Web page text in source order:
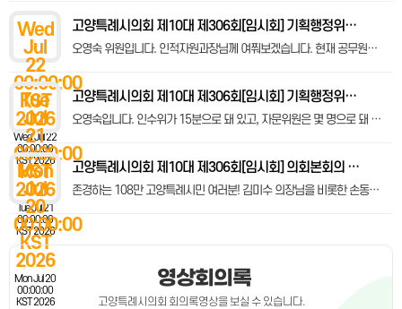
Wed
Jul
22
00:00:00
KST
2026
Wed Jul 22
00:00:00
KST 2026
고양특례시의회 제10대 제306회[임시회] 기획행정위원회 제2차 회의록 [1]업무보고의 건(계속) ·자치행정국, 덕양구청(자치행정과, 시민봉사과, 동행정복지센터), 일산동구청(자치행정과, 시민봉사과, 동행정복지센터), 일산서구청(자치행정과, 시민봉사과, 동행정복지센터), 고양연구원, 고양시자원봉사센터 소관
오영숙 위원입니다. 인적자원과장님께 여쭤보겠습니다. 현재 공무원들의 인원이 본청, 구청, 동 이렇게 나누어서 배분되어 있잖아요. 그게 본청은 몇 명 이게 정확하게 되어 있는데 현재는 어떻습니까?
Tue
Jul
21
00:00:00
KST
2026
Tue Jul 21
00:00:00
KST 2026
고양특례시의회 제10대 제306회[임시회] 기획행정위원회 제1차 회의록 [1]고양시 시민고충처리위원회 위원 위촉 동의안(시장 제출) [2]민선9기 고양시장직 인수위원회 지원 예비비 지출 보고의 건(시장 제출) [3]민선9기 고양특례시장 취임식 추진 등 예비비 지출 보고의 건(시장 제출) [4]고양시 지역건설노동자 우선고용 및 체불임금 없는 관급공사 운영을 위한 조례 일부개정조례안(시장 제출) [5]업무보고의 건 ·소통협치담당관, 감사관, 언론홍보담당관, 기획조정실, 고양도시관리공사(경영기획실, 경영지원처) 소관
오영숙입니다. 인수위가 15분으로 돼 있고, 자문위원은 몇 명으로 돼 있나요?
Mon
Jul
20
00:00:00
KST
2026
Mon Jul 20
00:00:00
KST 2026
고양특례시의회 제10대 제306회[임시회] 의회본회의 제1차 회의록 [1]제306회 고양시의회(임시회) 회기결정의 건(의장 제의) [2]시정업무보고의 건 ㅇ5분 자유발언(손동숙·원종범·최성원·이해림·장예선·신인선·문재호·고덕희·오영숙·전희정·김수진·최은주·김학영 의원) ㅇ휴회결의: 2026. 7. 21.~7. 23.(3일간)
존경하는 108만 고양특례시민 여러분! 김미수 의장님을 비롯한 손동숙 부의장님 그리고 선배 동료의원 여러분! 민경선 시장님과 공직자 여러분! 주교동·성사동·식사동을 지역구로 둔 국민의힘 오영숙 의원입니다. !#A00017898##(영상자료를 보며)#! 저는 신청사는 단순한 건물 건립이 아니라고 생각합니다. 고양시의 미래 행정을 구축하고 108만 고양특례시에 걸맞은 도시 경쟁력을 갖추기 위한 핵심 공공투자라고 생각합니다. 이는 행정 기능을 확충하기 위해서 원도심 활성화와 지역 간 균형발전의 실질적인 거점이 되는 문제입니다. 고양시는 원도심과 신도심이 공존하는 도시입니다. 성장의 기회와 공공투자의 효과가 고양시 전역에 고르게 퍼질 때 비로소 시민 모두가 체감하는 진정한 발전이 가능하다고 생각합니다. 그런 의미에서 신청사는 원도심에 새로운 활력을 불어넣고, 고양시 전체의 균형 있는 성장을 이룰 수 있는 중요한 기반시설입니다. 특히 주교동과 성사동을 비롯한 원도심 주민들에게 신청사는 지역의 미래와 직결된 현안입니다. 현재 원당 지역은 오랜 시간 시청을 중심으로 행정·상업 기능이 형성되어 있습니다. 시청을 방문하는 시민과 공무원, 각종 행정 수요를 기반으로 하는 지역 상권이 유지되어 왔으며, 이는 원당 지역경제의 중요한 축이 되어 왔습니다. 신청사 문제는 단순히 청사가 어디에 있느냐가 중요한 것이 아니고 원당 상권과 지역경제의 미래가 걸린 문제이기도 합니다. 신청사는 행정 효율성 측면에서 분명히 필요하다고 모두 다 알고 있습니다. 현재 고양시는 청사 공간 부족으로 인해 일부 부서가 외부 건물을 임차하여 분산 운영되고 있습니다. 이로 인해서 시민들은 행정서비스 이용에 불편을 겪고 있으며, 시 역시 지속적으로 임차 비용을 부담하고 있습니다. 또한 주차 공간 부족으로 인해서 오랫 동안 민원이 끊이지 않았고 시청 방문차량은 주변 주거지역까지 침범하고 있는 그런 상황입니다. 신청사는 이러한 문제를 해결하고 효율적인 행정서비스를 제공하기 위해서 필요한 필수 기반시설이라고 생각합니다. 그동안 신청사를 둘러싼 다양한 논의와 갈등이 있었습니다. 그러나 이제 민선 9기가 출범한 만큼 과거의 논쟁을 반복하기보다 앞으로의 실행 방향을 제시해야 할 시점입니다. 시민들이 궁금해하는 것은 책임 공방이 아니라 향후 추진계획입니다. 주민들이 묻고 있는 것은 신청사의 필요성이 아닙니다. 신청사가 필요하다는 점에 대해서는 이미 오래 전 논의가 끝난 것으로 알고 있습니다. 지금 주민들이 알고 싶은 것은 앞으로 어떻게, 언제 추진되어지는지에 대한 문제입니다. 신청사 문제는 행정의 신뢰와도 연결되어 있습니다. 행정은 정책을 추진하는 과정에서 여러 여건을 검토하는데 시민들이 충분한 설명을 듣고 또 예측가능한 방향을 제시하는 책임 또한 그 중요한 역할을 합니다. 불확실성이 길어질수록 행정의 신뢰가 흔들립니다. 주민들의 신뢰를 바로 잡을 수 있도록, 신뢰를 받을 수 있도록 도와 주십시오. 그리고 시장님께 요청드립니다. 신청사 원안건립을 민선 9기의 핵심 현안으로 인식하고 시민들이 안심할 수 있는 명확한 추진방향을 제시해 주시기 바랍니다. 신청사가 원도심 활성화와 고양시 균형발전의 실질적인 거점이 될 수 있도록 직접 챙겨주시기를 바랍니다. 그래서 다시 한번 정리를 하자면 시장님께 첫째, 신청사 원안 건립을 민선 9기의 핵심 현안으로 책임감 있게 추진하여 주십시오. 둘째, 시민들이 안심할 수 있도록 신청사 추진 방향과, (발언제한시간 초과로 마이크 중단) -------------------------------------------------------------------------------------------- (마이크 중단 이후 계속 발언한 부분) 향후 계획을 명확히 제시하여 주십시오. 셋째, 신청사가 원도심 활성화와 지역경제 회복의 거점 역할을 할 수 있도록 구체적인 실행 방안을 마련하여 주십시오. 넷째, 시장님께서 직접 챙기시고 시민들과 지속적으로 소통하여 주십시오. 이제는 논쟁의 시간이 아니라 실행의 시간이 되어야 합니다. 이제 기다려 온 답을 시민들에게 줄 때입니다. 저도 자료를 받길 원하고 있습니다. 경청해 주셔서 감사합니다. --------------------------------------------------------------------------------------------
영상회의록
고양특례시의회 회의록영상을 보실 수 있습니다.